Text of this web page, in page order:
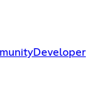
Developer